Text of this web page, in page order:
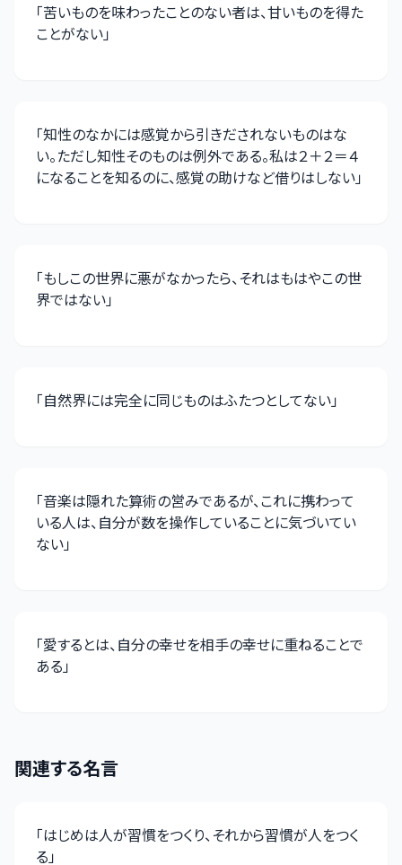
「苦いものを味わったことのない者は、甘いものを得た
ことがない」
「知性のなかには感覚から引きだされないものはな
い。ただし知性そのものは例外である。私は２＋２＝４
になることを知るのに、感覚の助けなど借りはしない」
「もしこの世界に悪がなかったら、それはもはやこの世
界ではない」
「自然界には完全に同じものはふたつとしてない」
「音楽は隠れた算術の営みであるが、これに携わって
いる人は、自分が数を操作していることに気づいてい
ない」
「愛するとは、自分の幸せを相手の幸せに重ねることで
ある」
関連する名言
「はじめは人が習慣をつくり、それから習慣が人をつく
る」